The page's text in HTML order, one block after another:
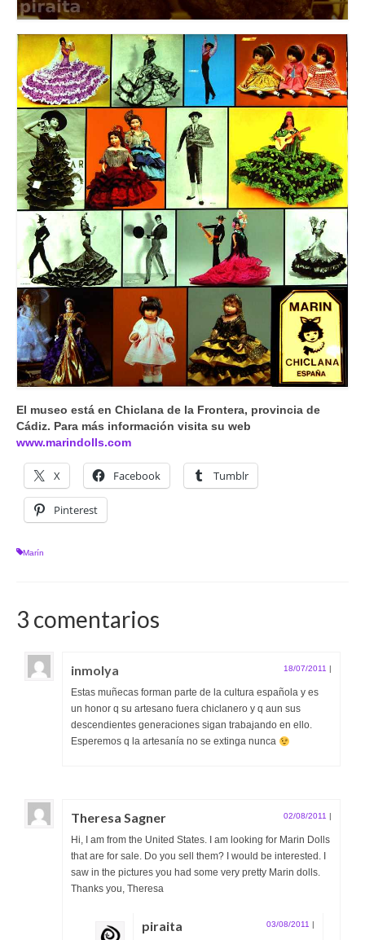
El museo está en Chiclana de la Frontera, provincia de
Cádiz. Para más información visita su web
www.marindolls.com
X Facebook Tumblr
Pinterest
Marín
3 comentarios
inmolya 18/07/2011
Estas muñecas forman parte de la cultura española y es
un honor q su artesano fuera chiclanero y q aun sus
descendientes generaciones sigan trabajando en ello.
Esperemos q la artesanía no se extinga nunca
Theresa Sagner 02/08/2011
Hi, I am from the United States. I am looking for Marin Dolls
that are for sale. Do you sell them? I would be interested. I
saw in the pictures you had some very pretty Marin dolls.
Thanks you, Theresa
piraita 03/08/2011